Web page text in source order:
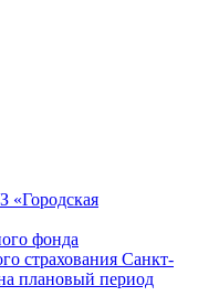
«Городская
фонда
страхования Санкт-
плановый период